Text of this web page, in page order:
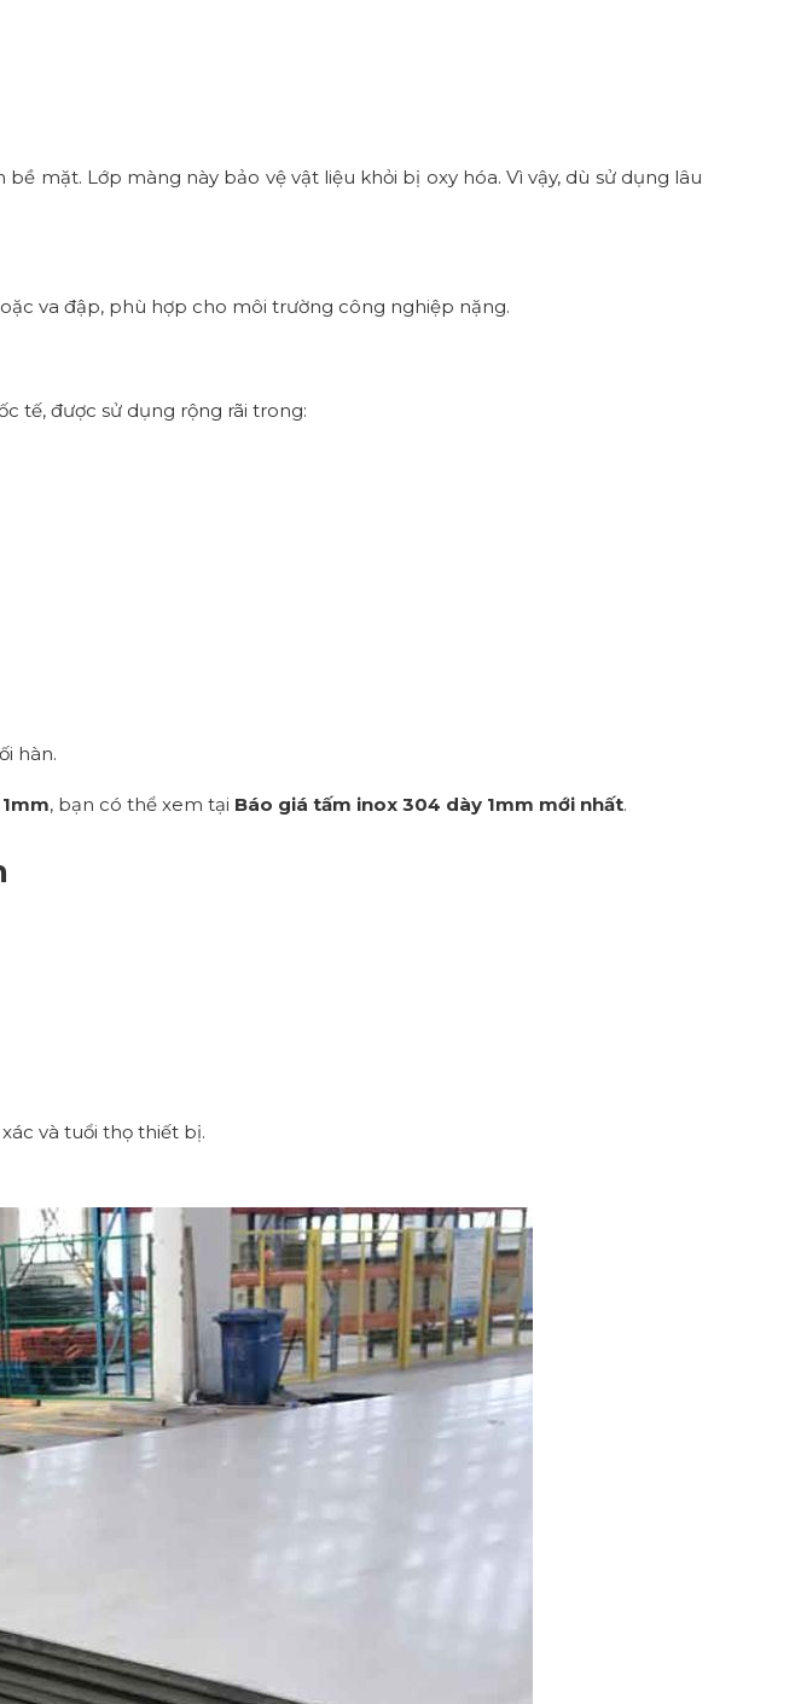
mặt. Lớp màng này bảo vệ vật liệu khỏi bị oxy hóa. Vì vậy, dù sử dụng lâu
va đập, phù hợp cho môi trường công nghiệp nặng.
tế, được sử dụng rộng rãi trong:
hàn.
, bạn có thể xem tại Báo giá tấm inox 304 dày 1mm mới nhất.
và tuổi thọ thiết bị.